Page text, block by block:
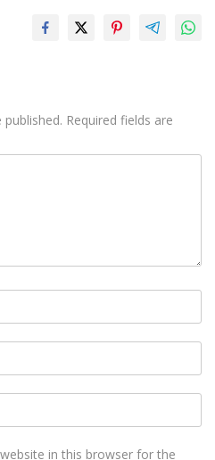
Required fields are
in this browser for the